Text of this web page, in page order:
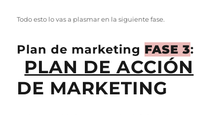
Todo esto lo vas a plasmar en la siguiente fase.
Plan de marketing FASE 3:
PLAN DE ACCIÓN
DE MARKETING